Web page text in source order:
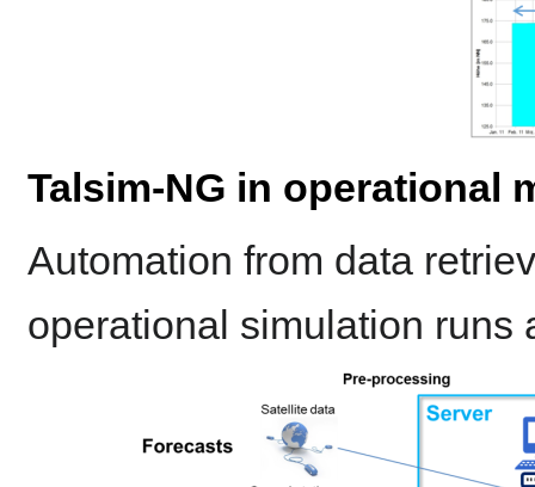
Talsim-NG in operational
Automation from data
operational simulation runs